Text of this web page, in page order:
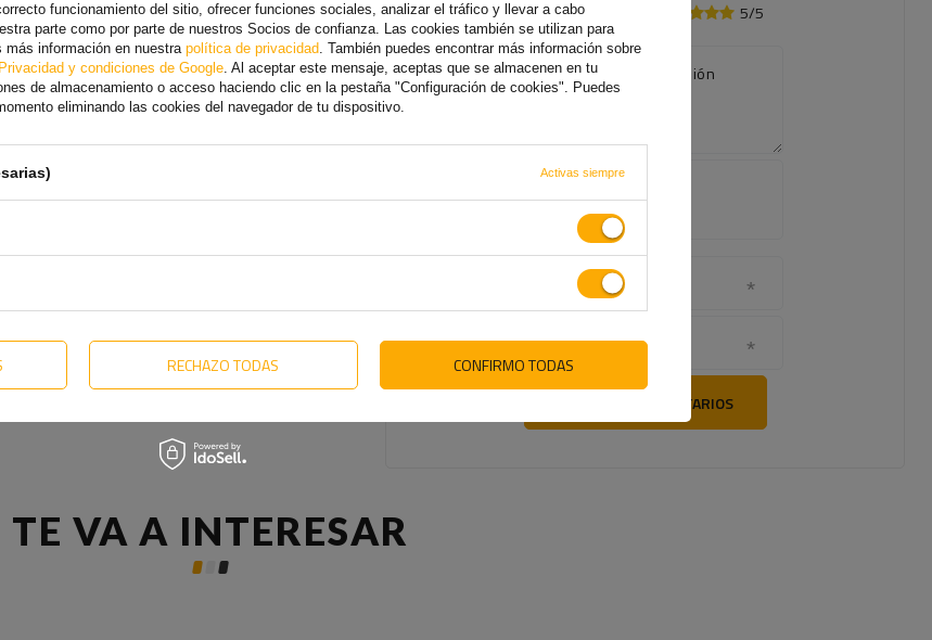
Su opinión: 5/5
El contenido de su opinión
Agregue
foto de
producto:
Su nombre
Su correo electrónico
ENVÍE SUS COMENTARIOS
TE VA A INTERESAR
funcionamiento del sitio, ofrecer funciones sociales, analizar el tráfico y llevar a cabo
parte como por parte de nuestros Socios de confianza. Las cookies también se utilizan para
más información en nuestra política de privacidad. También puedes encontrar más información sobre
Privacidad y condiciones de Google. Al aceptar este mensaje, aceptas que se almacenen en tu
de almacenamiento o acceso haciendo clic en la pestaña "Configuración de cookies". Puedes
eliminando las cookies del navegador de tu dispositivo.
Activas siempre
RECHAZO TODAS CONFIRMO TODAS